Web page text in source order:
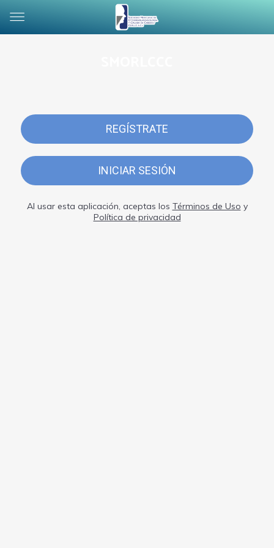
REGÍSTRATE
INICIAR SESIÓN
Al usar esta aplicación, aceptas los Términos de Uso y
Política de privacidad